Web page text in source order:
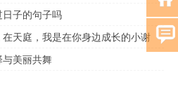
子的句子吗
天庭，我是在你身边成长的小谢
美丽共舞